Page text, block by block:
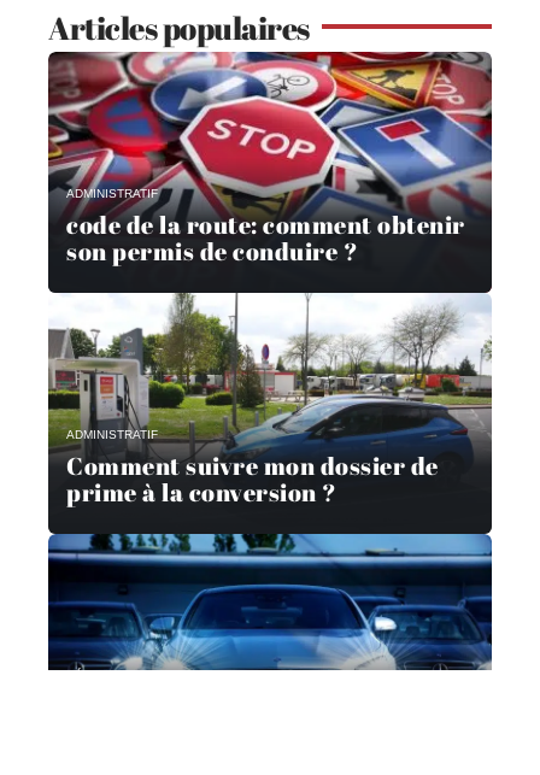
Articles populaires
ADMINISTRATIF
code de la route: comment obtenir
son permis de conduire ?
ADMINISTRATIF
Comment suivre mon dossier de
prime à la conversion ?